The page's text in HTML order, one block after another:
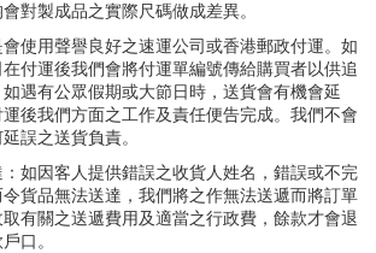
對製成品之實際尺碼做成差異。
使用聲譽良好之速運公司或香港郵政付運。如
付運後我們會將付運單編號傳給購買者以供追
遇有公眾假期或大節日時，送貨會有機會延
後我們方面之工作及責任便告完成。我們不會
誤之送貨負責。
如因客人提供錯誤之收貨人姓名，錯誤或不完
貨品無法送達，我們將之作無法送遞而將訂單
有關之送遞費用及適當之行政費，餘款才會退
口。